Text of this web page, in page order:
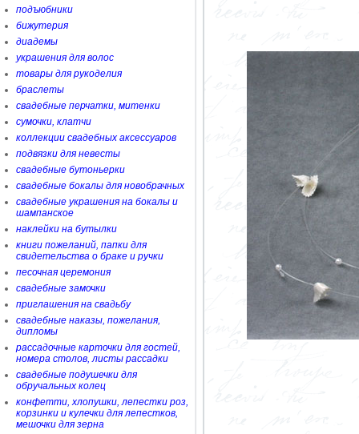
подъюбники
бижутерия
диадемы
украшения для волос
товары для рукоделия
браслеты
свадебные перчатки, митенки
сумочки, клатчи
коллекции свадебных аксессуаров
подвязки для невесты
свадебные бутоньерки
свадебные бокалы для новобрачных
свадебные украшения на бокалы и
шампанское
наклейки на бутылки
книги пожеланий, папки для
свидетельства о браке и ручки
песочная церемония
свадебные замочки
приглашения на свадьбу
свадебные наказы, пожелания,
дипломы
рассадочные карточки для гостей,
номера столов, листы рассадки
свадебные подушечки для
обручальных колец
конфетти, хлопушки, лепестки роз,
корзинки и кулечки для лепестков,
мешочки для зерна